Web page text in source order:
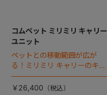
コムペット ミリミリ キャリー
ユニット
ペットとの移動範囲が広が
る！ミリミリ キャリーのキャ
リー部単品が登場！
￥26,400